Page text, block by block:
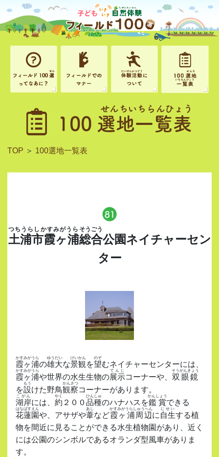
TOP ＞ 100選地一覧表
土浦市霞ヶ浦
つちうらしかすみがうら
総合
そうごう
公園ネイチャーセン
ター
霞ヶ浦
かすみがうら
の雄大
ゆうだい
な景観
けいかん
を望
のぞ
むネイチャーセンターには、
霞ヶ浦
かすみがうら
や世界の水生生物の展示
てんじ
コーナーや、 双眼鏡
そうがんきょう
を設
もう
けた野鳥観察
かんさつ
コーナーがあります。
湖岸
こがん
には、 約
やく
２００品種
ひんしゅ
のハナハスを鑑賞
かんしょう
できる
花蓮園
はなばすえん
や、アサザや葦
あし
など霞ヶ浦周辺
かすみがうらしゅうへん
に 自生
じせい
する植
物を間近に見ることができる水生植物園があり、近く
には公園のシンボルであるオランダ型風車がありま
す。